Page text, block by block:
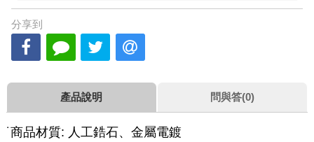
分享到
產品說明 問與答(0)
˙商品材質: 人工鋯石、金屬電鍍